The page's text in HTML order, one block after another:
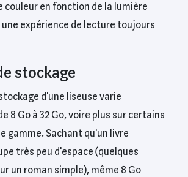
couleur en fonction de la lumière
expérience de lecture toujours
stockage
d'une liseuse varie
8 Go à 32 Go, voire plus sur certains
gamme. Sachant qu'un livre
très peu d'espace (quelques
un roman simple), même 8 Go